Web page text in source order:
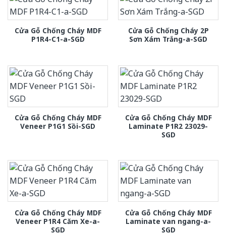
Cửa Gỗ Chống Cháy MDF
P1R4-C1-a-SGD
Cửa Gỗ Chống Cháy 2P
Sơn Xám Trắng-a-SGD
Cửa Gỗ Chống Cháy MDF
Veneer P1G1 Sồi-SGD
Cửa Gỗ Chống Cháy MDF
Laminate P1R2 23029-
SGD
Cửa Gỗ Chống Cháy MDF
Veneer P1R4 Căm Xe-a-
SGD
Cửa Gỗ Chống Cháy MDF
Laminate van ngang-a-
SGD